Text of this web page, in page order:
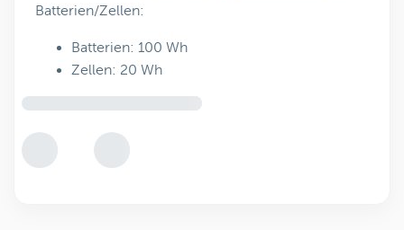
Batterien/Zellen:
Batterien: 100 Wh
Zellen: 20 Wh